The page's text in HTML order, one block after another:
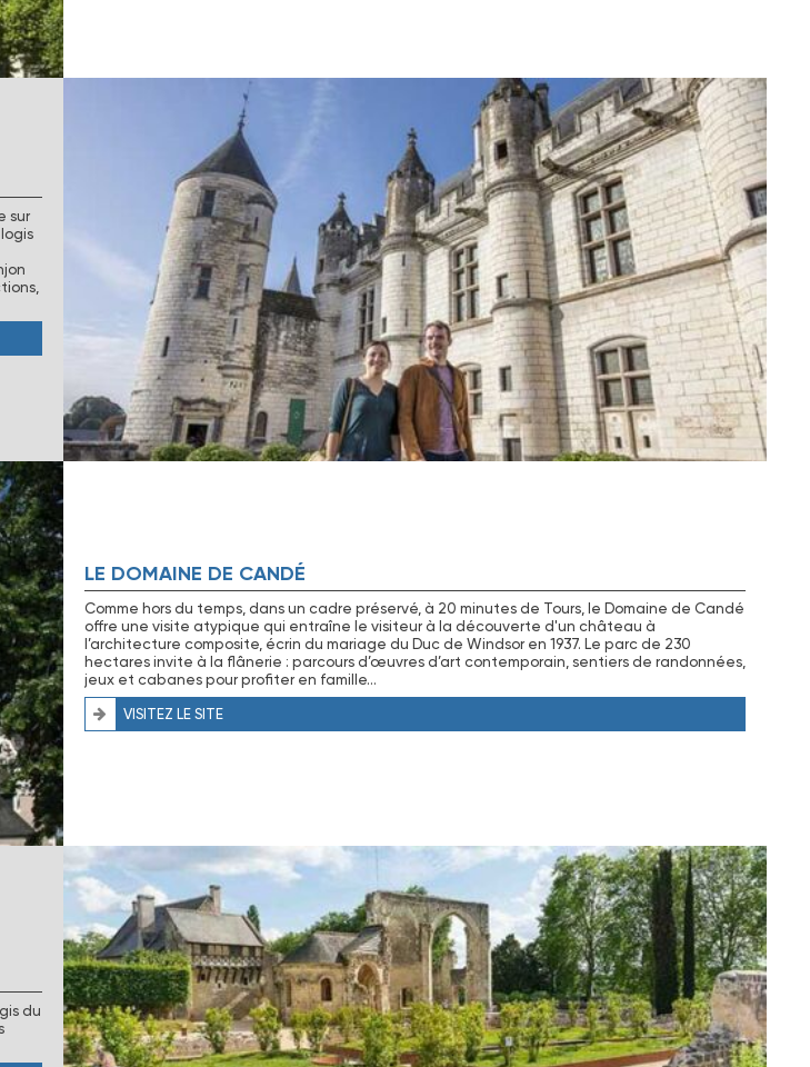
sur
LE DOMAINE DE CANDÉ
Comme hors du temps, dans un cadre préservé, à 20 minutes de Tours, le Domaine de Candé
offre une visite atypique qui entraîne le visiteur à la découverte d'un château à
l’architecture composite, écrin du mariage du Duc de Windsor en 1937. Le parc de 230
hectares invite à la flânerie : parcours d’œuvres d’art contemporain, sentiers de randonnées,
jeux et cabanes pour profiter en famille…
VISITEZ LE SITE
du